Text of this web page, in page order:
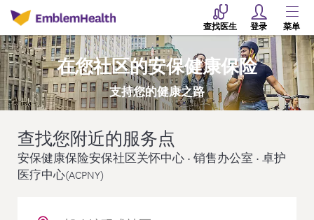
查找医生 登录 菜单
在您社区的安保健康保险
支持您的健康之路
查找您附近的服务点
安保健康保险安保社区关怀中心 • 销售办公室 • 卓护
医疗中心(ACPNY)